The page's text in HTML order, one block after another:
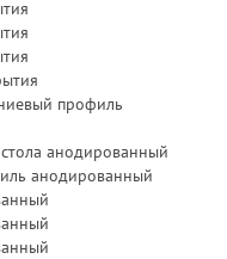
профиль
анодированный
анодированный